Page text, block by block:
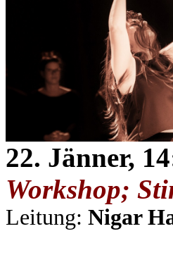
22. Jänner,
Workshop;
Leitung: Nigar